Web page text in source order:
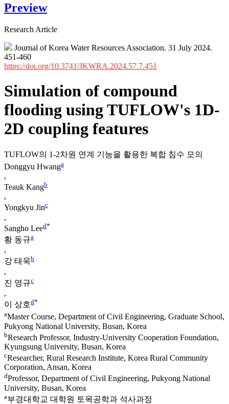
Preview
Research Article
Journal of Korea Water Resources Association. 31 July 2024.
451-460
https://doi.org/10.3741/JKWRA.2024.57.7.451
Simulation of compound
flooding using TUFLOW's 1D-
2D coupling features
TUFLOW의 1-2차원 연계 기능을 활용한 복합 침수 모의
Donggyu Hwanga
,
Teauk Kangb
,
Yongkyu Jinc
,
Sangho Leed*
황 동규a
,
강 태욱b
,
진 영규c
,
이 상호d*
aMaster Course, Department of Civil Engineering, Graduate School,
Pukyong National University, Busan, Korea
bResearch Professor, Industry-University Cooperation Foundation,
Kyungsung University, Busan, Korea
cResearcher, Rural Research Institute, Korea Rural Community
Corporation, Ansan, Korea
dProfessor, Department of Civil Engineering, Pukyong National
University, Busan, Korea
a부경대학교 대학원 토목공학과 석사과정